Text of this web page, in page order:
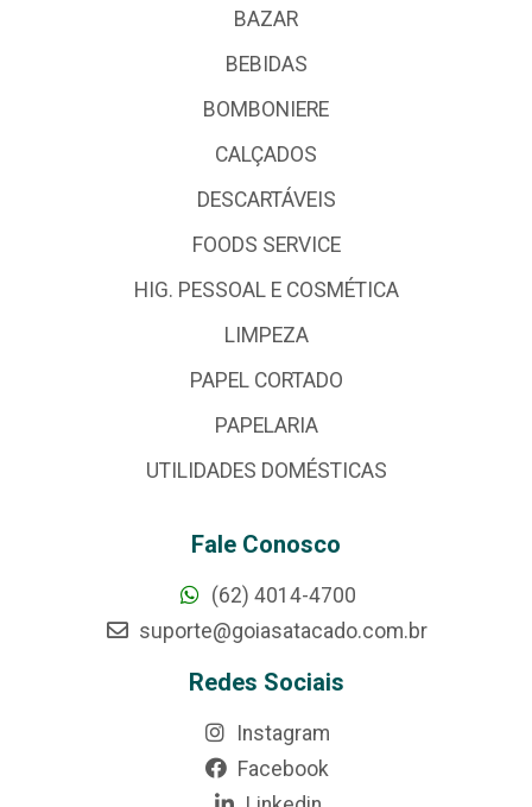
BAZAR
BEBIDAS
BOMBONIERE
CALÇADOS
DESCARTÁVEIS
FOODS SERVICE
HIG. PESSOAL E COSMÉTICA
LIMPEZA
PAPEL CORTADO
PAPELARIA
UTILIDADES DOMÉSTICAS
Fale Conosco
(62) 4014-4700
suporte@goiasatacado.com.br
Redes Sociais
Instagram
Facebook